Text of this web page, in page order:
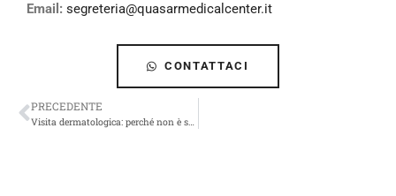
Email: segreteria@quasarmedicalcenter.it
CONTATTACI
PRECEDENTE
Visita dermatologica: perché non è solo una questione estetica